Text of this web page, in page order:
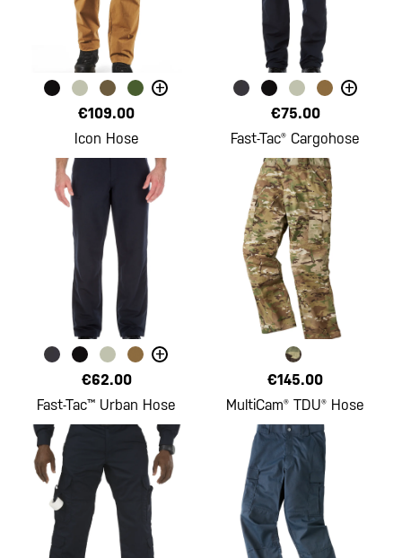
+
€109.00
Icon Hose
+
€75.00
Fast-Tac® Cargohose
+
€62.00
Fast-Tac™ Urban Hose
€145.00
MultiCam® TDU® Hose